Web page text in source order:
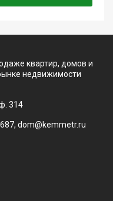
квартир, домов и
недвижимости
314
dom@kemmetr.ru